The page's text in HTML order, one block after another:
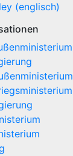
(englisch)